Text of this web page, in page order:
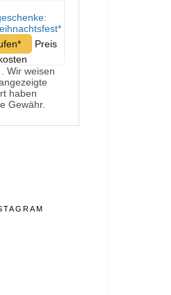
Preis
Wir weisen
haben
Gewähr.